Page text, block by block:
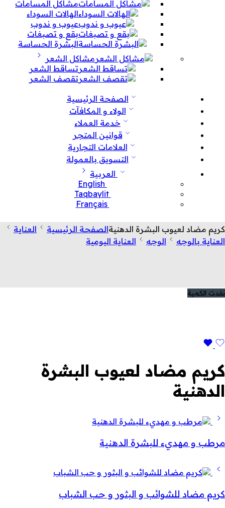
مشاكل المسامات
الهالات السوداء
عيوب و ندوب
بقع و تصبغات
البشرة الحساسة
مشاكل الشعر
تساقط الشعر
تقصف الشعر
الصفحة الرئيسية
الولاء و المكافآت
خدمة العملاء
قوانين المتجر
العلامات التجارية
التسويق بالعمولة
العربية
English
Taqbaylit
Français
كريم مضاد لعيوب البشرة الدهنيةالصفحة الرئيسية
العناية
العناية بالوجه
الوجه العناية اليومية
نفدت الكمية
كريم مضاد لعيوب البشرة
الدهنية
مرطب و مهديء للبشرة الدهنية
كريم مضاد للشوائب و البثور و حب الشباب